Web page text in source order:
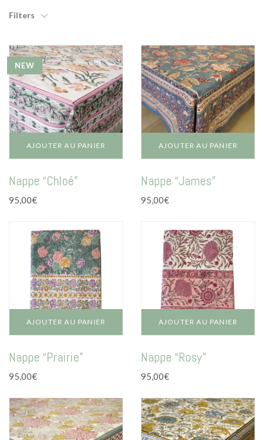
Kimonos
Blouses et jupes
Sacs en Kantha
Pochettes ordinateur
Trousses de toilette
Patères en métal
Thème
La vie en vert
La vie en bleu
La vie en rose
Faites des heureux
Filters
NEW
AJOUTER AU PANIER
Nappe “Chloé”
95,00€
AJOUTER AU PANIER
Nappe “James”
95,00€
AJOUTER AU PANIER
Nappe “Prairie”
95,00€
AJOUTER AU PANIER
Nappe “Rosy”
95,00€